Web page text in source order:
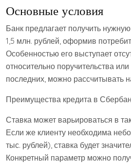
Основные условия
Банк предлагает получить
1,5 млн. рублей, оформив
Особенностью его выступает
относительно поручительства
последних, можно рассчитывать
Преимущества кредита в
Ставка может варьироваться в
Если же клиенту необходима
тыс. рублей), ставка будет
Конкретный параметр можно